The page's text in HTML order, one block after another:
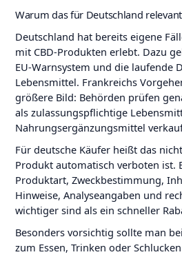
Warum das für Deutschland
Deutschland hat bereits eigene
mit CBD-Produkten erlebt. Dazu
EU-Warnsystem und die laufende
Lebensmittel. Frankreichs
größere Bild: Behörden prüfen
als zulassungspflichtige
Nahrungsergänzungsmittel
Für deutsche Käufer heißt das
Produkt automatisch verboten ist.
Produktart, Zweckbestimmung,
Hinweise, Analyseangaben und
wichtiger sind als ein schneller
Besonders vorsichtig sollte man
zum Essen, Trinken oder